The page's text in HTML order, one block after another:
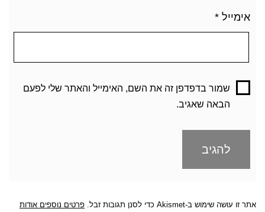
אימייל *
שמור בדפדפן זה את השם, האימייל והאתר שלי לפעם
הבאה שאגיב.
אתר זו עושה שימוש ב-Akismet כדי לסנן תגובות זבל.
פרטים נוספים אודות